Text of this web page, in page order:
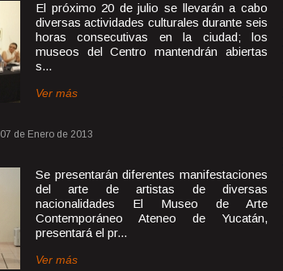
El próximo 20 de julio se llevarán a cabo
diversas actividades culturales durante seis
horas consecutivas en la ciudad; los
museos del Centro mantendrán abiertas
s...
Ver más
07 de Enero de 2013
Se presentarán diferentes manifestaciones
del arte de artistas de diversas
nacionalidades El Museo de Arte
Contemporáneo Ateneo de Yucatán,
presentará el pr...
Ver más